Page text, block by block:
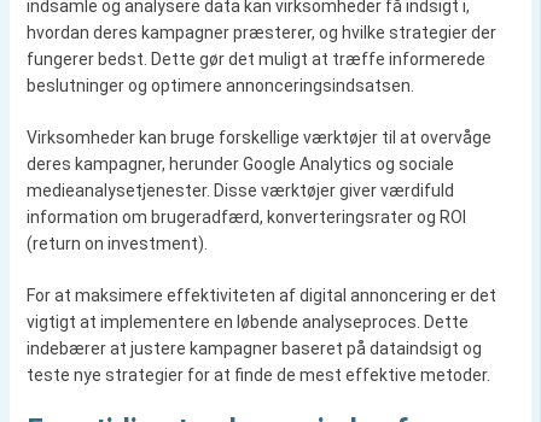
indsamle og analysere data kan virksomheder få indsigt i,
hvordan deres kampagner præsterer, og hvilke strategier der
fungerer bedst. Dette gør det muligt at træffe informerede
beslutninger og optimere annonceringsindsatsen.
Virksomheder kan bruge forskellige værktøjer til at overvåge
deres kampagner, herunder Google Analytics og sociale
medieanalysetjenester. Disse værktøjer giver værdifuld
information om brugeradfærd, konverteringsrater og ROI
(return on investment).
For at maksimere effektiviteten af digital annoncering er det
vigtigt at implementere en løbende analyseproces. Dette
indebærer at justere kampagner baseret på dataindsigt og
teste nye strategier for at finde de mest effektive metoder.